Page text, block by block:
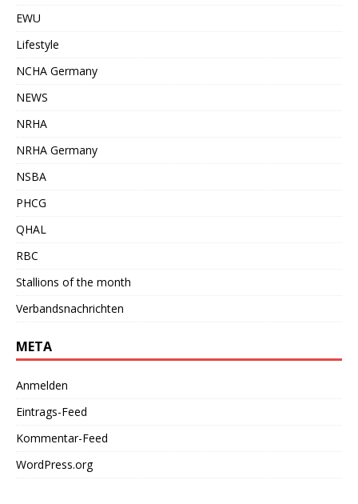
EWU
Lifestyle
NCHA Germany
NEWS
NRHA
NRHA Germany
NSBA
PHCG
QHAL
RBC
Stallions of the month
Verbandsnachrichten
META
Anmelden
Eintrags-Feed
Kommentar-Feed
WordPress.org